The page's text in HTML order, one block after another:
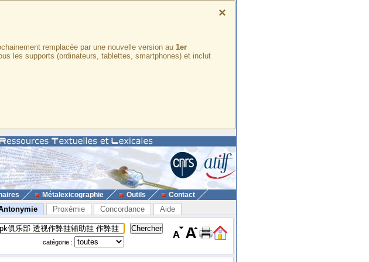
×
remplacée par une nouvelle version au 1er
les supports (ordinateurs, tablettes, smartphones) et inclut
Métalexicographie Outils Contact
Proxémie Concordance Aide
catégorie :